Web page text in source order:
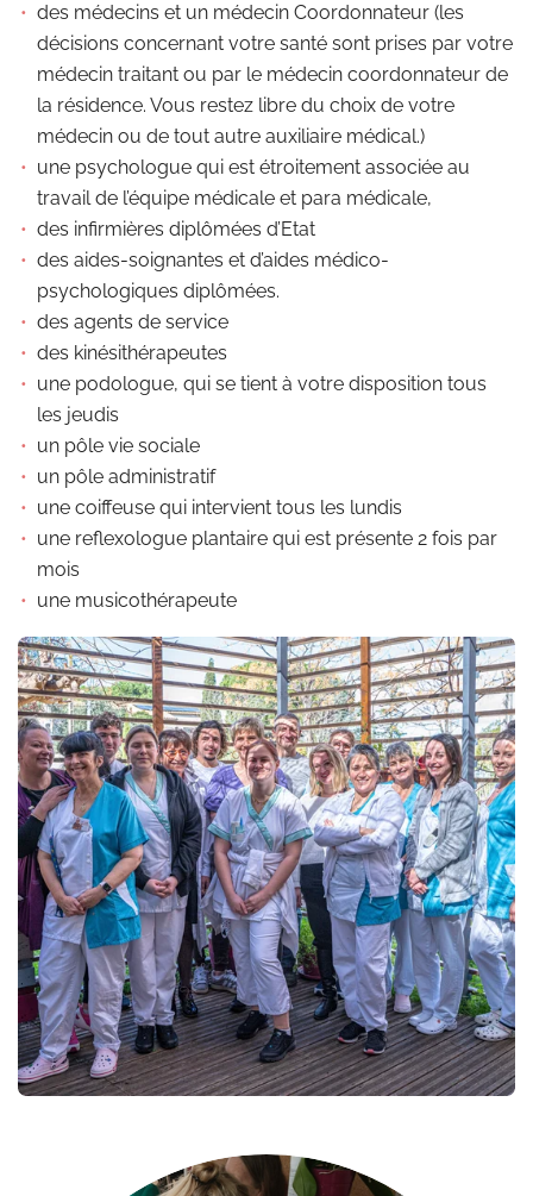
des médecins et un médecin Coordonnateur (les
décisions concernant votre santé sont prises par votre
médecin traitant ou par le médecin coordonnateur de
la résidence. Vous restez libre du choix de votre
médecin ou de tout autre auxiliaire médical.)
une psychologue qui est étroitement associée au
travail de l’équipe médicale et para médicale,
des infirmières diplômées d’Etat
des aides-soignantes et d’aides médico-
psychologiques diplômées.
des agents de service
des kinésithérapeutes
une podologue, qui se tient à votre disposition tous
les jeudis
un pôle vie sociale
un pôle administratif
une coiffeuse qui intervient tous les lundis
une reflexologue plantaire qui est présente 2 fois par
mois
une musicothérapeute